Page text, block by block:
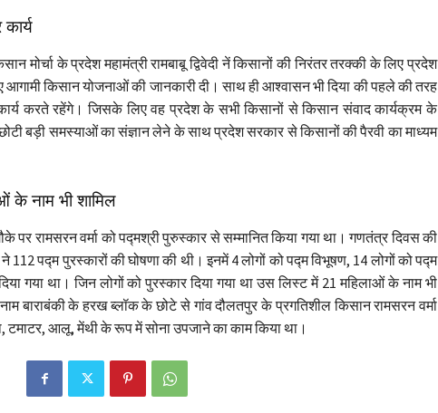
मोर्चा के प्रदेश महामंत्री रामबाबू द्विवेदी नें किसानों की निरंतर तरक्की के लिए प्रदेश
आगामी किसान योजनाओं की जानकारी दी। साथ ही आश्वासन भी दिया की पहले की तरह
कार्य करते रहेंगे। जिसके लिए वह प्रदेश के सभी किसानों से किसान संवाद कार्यक्रम के
बड़ी समस्याओं का संज्ञान लेने के साथ प्रदेश सरकार से किसानों की पैरवी का माध्यम
के नाम भी शामिल
रामसरन वर्मा को पद्मश्री पुरुस्कार से सम्मानित किया गया था। गणतंत्र दिवस की
ने 112 पद्म पुरस्कारों की घोषणा की थी। इनमें 4 लोगों को पद्म विभूषण, 14 लोगों को पद्म
गया था। जिन लोगों को पुरस्कार दिया गया था उस लिस्ट में 21 महिलाओं के नाम भी
बाराबंकी के हरख ब्लॉक के छोटे से गांव दौलतपुर के प्रगतिशील किसान रामसरन वर्मा
टमाटर, आलू, मेंथी के रूप में सोना उपजाने का काम किया था।